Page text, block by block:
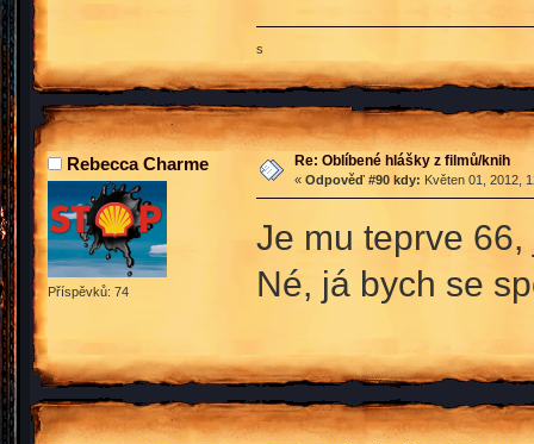
s
Rebecca Charme
Příspěvků: 74
Re: Oblíbené hlášky z filmů/knih
« Odpověď #90 kdy: Květen 01, 2012,
Je mu teprve
Né, já bych se